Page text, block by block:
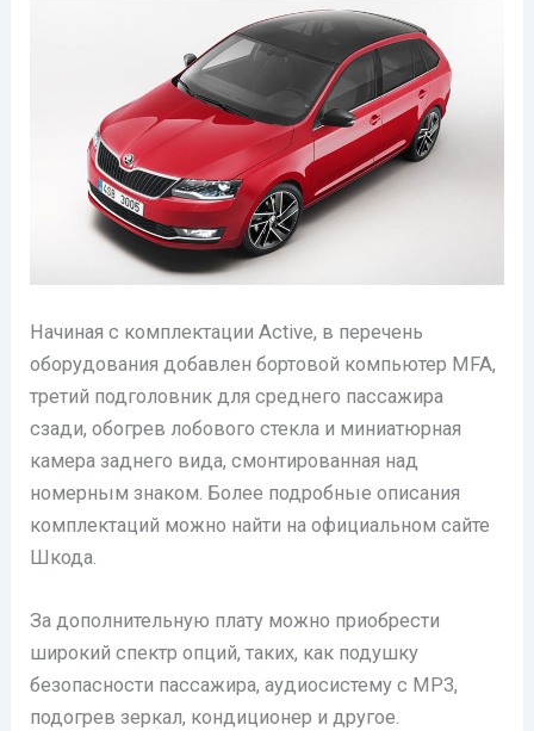
Начиная с комплектации Active, в перечень
оборудования добавлен бортовой компьютер MFA,
третий подголовник для среднего пассажира
сзади, обогрев лобового стекла и миниатюрная
камера заднего вида, смонтированная над
номерным знаком. Более подробные описания
комплектаций можно найти на официальном сайте
Шкода.
За дополнительную плату можно приобрести
широкий спектр опций, таких, как подушку
безопасности пассажира, аудиосистему с МР3,
подогрев зеркал, кондиционер и другое.